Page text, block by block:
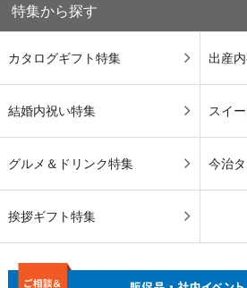
特集から探す
カタログギフト特集 出産
結婚内祝い特集 スイ
グルメ＆ドリンク特集 今治
挨拶ギフト特集